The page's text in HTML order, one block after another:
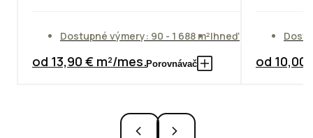
Dostupné výmery: 90 - 1 688 m²Ihneď
od 13,90 € m²/mes.Porovnávač od 10,00